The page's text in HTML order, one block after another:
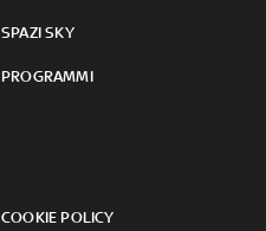
SPAZI SKY
PROGRAMMI
COOKIE POLICY